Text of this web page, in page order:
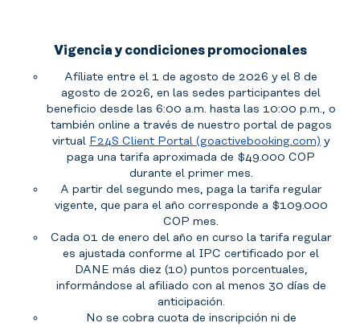
Vigencia y condiciones promocionales
Afíliate entre el 1 de agosto de 2026 y el 8 de
agosto de 2026, en las sedes participantes del
beneficio desde las 6:00 a.m. hasta las 10:00 p.m., o
también online a través de nuestro portal de pagos
virtual F24S Client Portal (goactivebooking.com) y
paga una tarifa aproximada de $49.000 COP
durante el primer mes.
A partir del segundo mes, paga la tarifa regular
vigente, que para el año corresponde a $109.000
COP mes.
Cada 01 de enero del año en curso la tarifa regular
es ajustada conforme al IPC certificado por el
DANE más diez (10) puntos porcentuales,
informándose al afiliado con al menos 30 días de
anticipación.
No se cobra cuota de inscripción ni de